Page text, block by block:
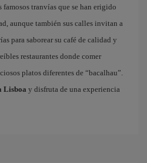
tranvías que se han erigido
aunque también sus calles invitan a
para saborear su café de calidad y
restaurantes donde comer
platos diferentes de “bacalhau”.
Lisboa y disfruta de una experiencia